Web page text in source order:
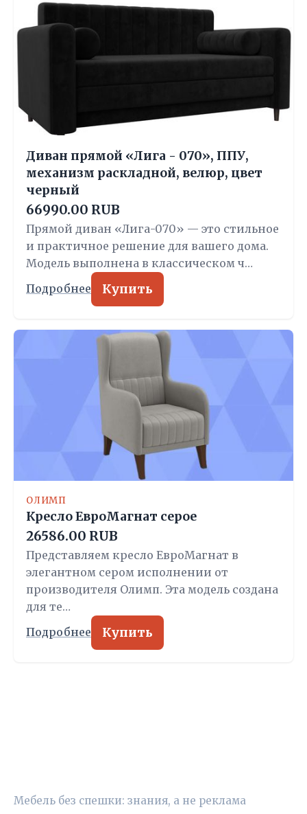
Диван прямой «Лига - 070», ППУ,
механизм раскладной, велюр, цвет
черный
66990.00 RUB
Прямой диван «Лига-070» — это стильное
и практичное решение для вашего дома.
Модель выполнена в классическом ч…
Подробнее Купить
ОЛИМП
Кресло ЕвроМагнат серое
26586.00 RUB
Представляем кресло ЕвроМагнат в
элегантном сером исполнении от
производителя Олимп. Эта модель создана
для те…
Подробнее Купить
Мебель без спешки: знания, а не реклама